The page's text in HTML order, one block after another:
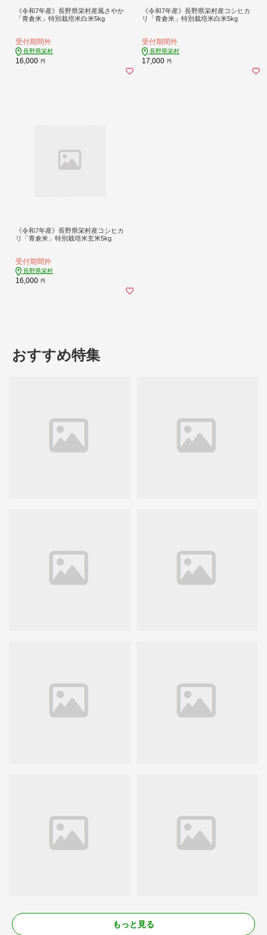
《令和7年産》長野県栄村産風さやか
「青倉米」特別栽培米白米5kg
受付期間外
長野県栄村
16,000 円
《令和7年産》長野県栄村産コシヒカ
リ「青倉米」特別栽培米白米5kg
受付期間外
長野県栄村
17,000 円
《令和7年産》長野県栄村産コシヒカ
リ「青倉米」特別栽培米玄米5kg
受付期間外
長野県栄村
16,000 円
おすすめ特集
もっと見る